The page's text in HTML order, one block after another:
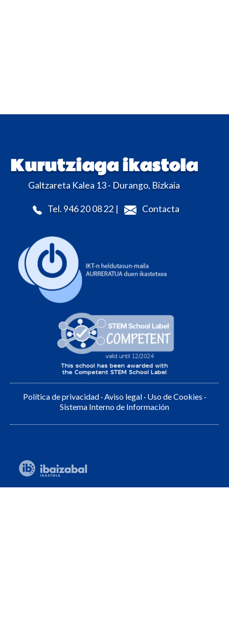
Kurutziaga ikastola
Galtzareta Kalea 13 - Durango, Bizkaia
Tel. 946 20 08 22 | Contacta
Política de privacidad ·Aviso legal · Uso de Cookies ·
Sistema Interno de Información